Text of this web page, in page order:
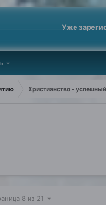
Уже
Христианство - успешный
8 из 21